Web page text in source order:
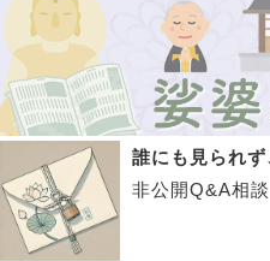
誰にも見られ
非公開Q&A相談